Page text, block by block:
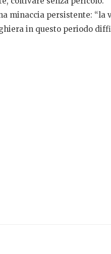
minaccia persistente: “la
in questo periodo